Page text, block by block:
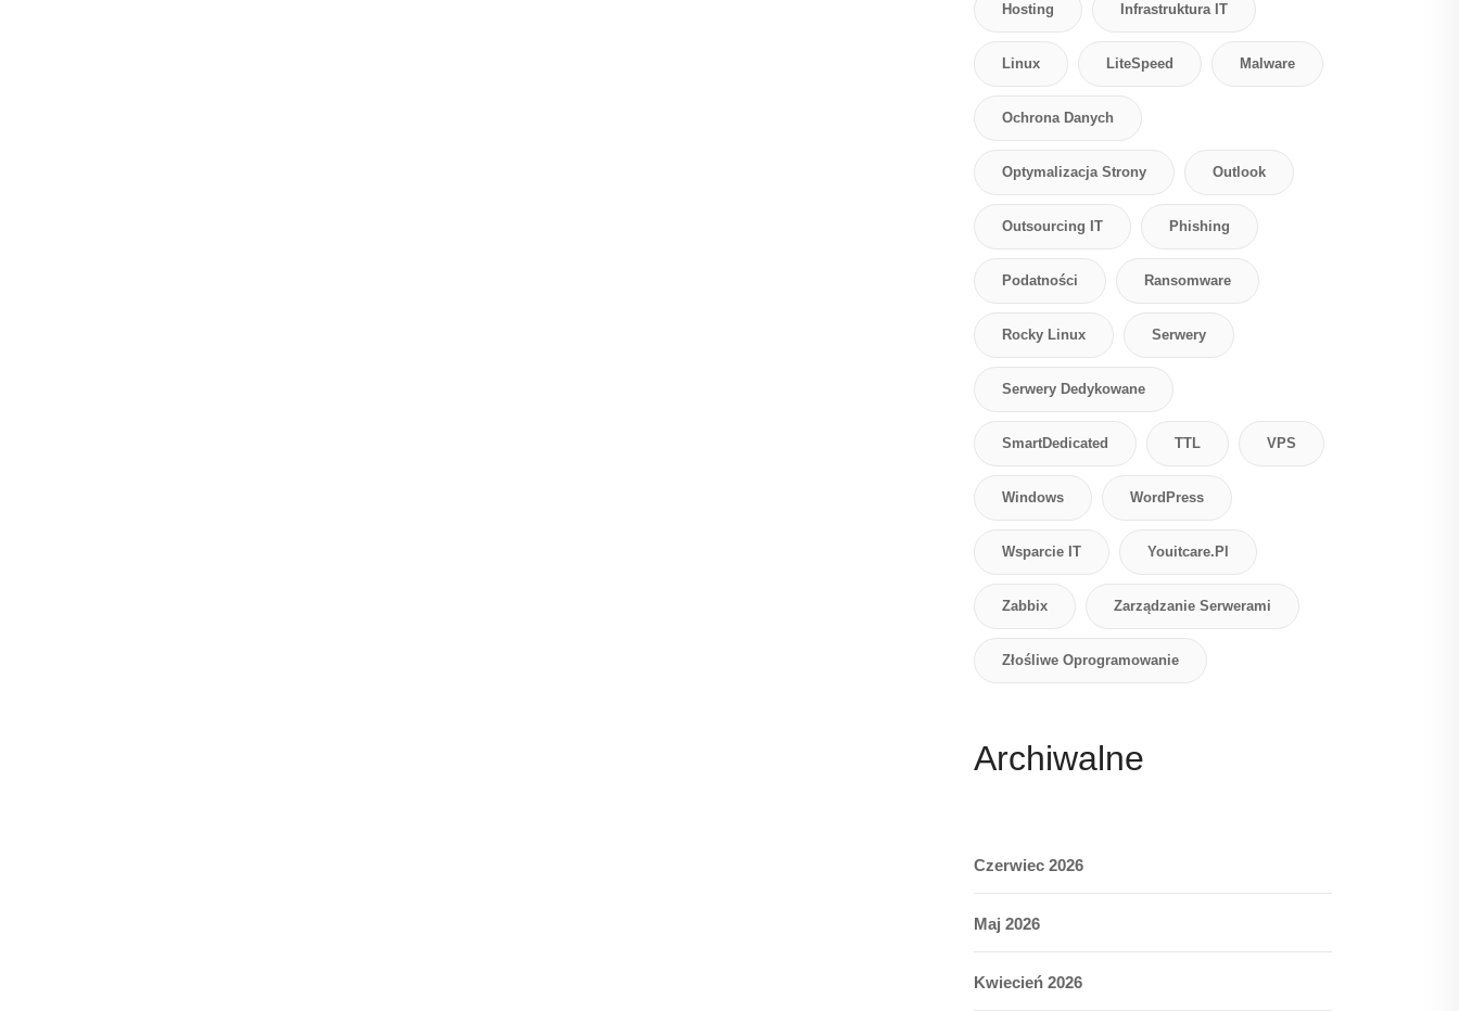
Hosting Infrastruktura IT
Linux LiteSpeed Malware
Ochrona Danych
Optymalizacja Strony Outlook
Outsourcing IT Phishing
Podatności Ransomware
Rocky Linux Serwery
Serwery Dedykowane
SmartDedicated TTL VPS
Windows WordPress
Wsparcie IT Youitcare.pl
Zabbix Zarządzanie Serwerami
Złośliwe Oprogramowanie
Archiwalne
Czerwiec 2026
Maj 2026
Kwiecień 2026